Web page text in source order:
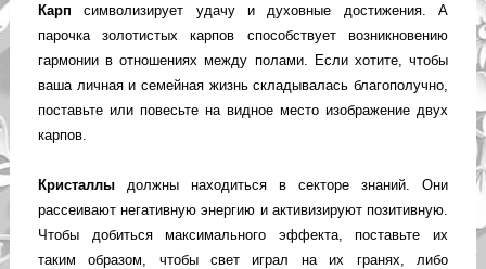
Карп символизирует удачу и духовные достижения. А
парочка золотистых карпов способствует возникновению
гармонии в отношениях между полами. Если хотите, чтобы
ваша личная и семейная жизнь складывалась благополучно,
поставьте или повесьте на видное место изображение двух
карпов.
Кристаллыдолжны находиться в секторе знаний. Они
рассеивают негативную энергию и активизируют позитивную.
Чтобы добиться максимального эффекта, поставьте их
таким образом, чтобы свет играл на их гранях, либо